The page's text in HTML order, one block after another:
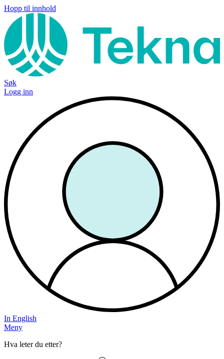
Hopp til innhold
Søk
Logg inn
In English
Meny
Hva leter du etter?